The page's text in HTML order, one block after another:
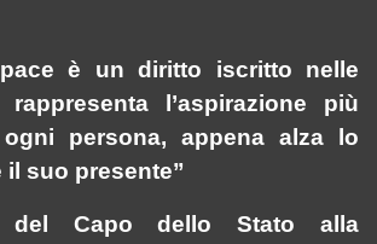
è un diritto iscritto nelle
l’aspirazione più
persona, appena alza lo
suo presente”
del Capo dello Stato alla